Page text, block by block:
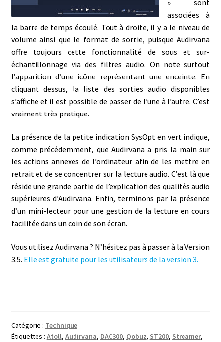
» sont
associées à
la barre de temps écoulé. Tout à droite, il y a le niveau de
volume ainsi que le format de sortie, puisque Audirvana
offre toujours cette fonctionnalité de sous et sur-
échantillonnage via des filtres audio. On note surtout
l’apparition d’une icône représentant une enceinte. En
cliquant dessus, la liste des sorties audio disponibles
s’affiche et il est possible de passer de l’une à l’autre. C’est
vraiment très pratique.
La présence de la petite indication SysOpt en vert indique,
comme précédemment, que Audirvana a pris la main sur
les actions annexes de l’ordinateur afin de les mettre en
retrait et de se concentrer sur la lecture audio. C’est là que
réside une grande partie de l’explication des qualités audio
supérieures d’Audirvana. Enfin, terminons par la présence
d’un mini-lecteur pour une gestion de la lecture en cours
facilitée dans un coin de son écran.
Vous utilisez Audirvana ? N’hésitez pas à passer à la Version
3.5. Elle est gratuite pour les utilisateurs de la version 3.
Catégorie : Technique
Étiquettes : Atoll, Audirvana, DAC300, Qobuz, ST200, Streamer,